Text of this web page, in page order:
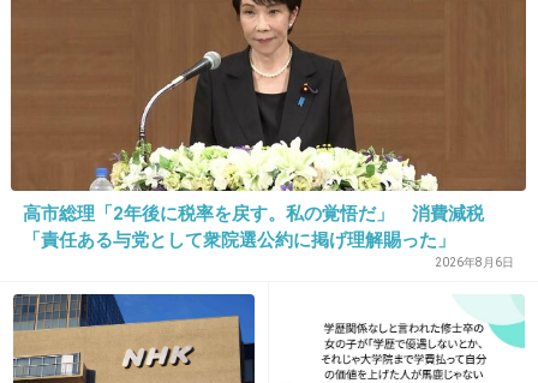
仕事で一度だけ現場が同じになってその後関わ
マスクの下の顔も知らない、名前も知らない
そんな関係性でいきなり告白みたいなことされ
たら普通の人は引くよw
1件の返信
+85
高市総理「2年後に税率を戻す。私の覚悟だ」 消費減税
「責任ある与党として衆院選公約に掲げ理解賜った」
2026年8月6日